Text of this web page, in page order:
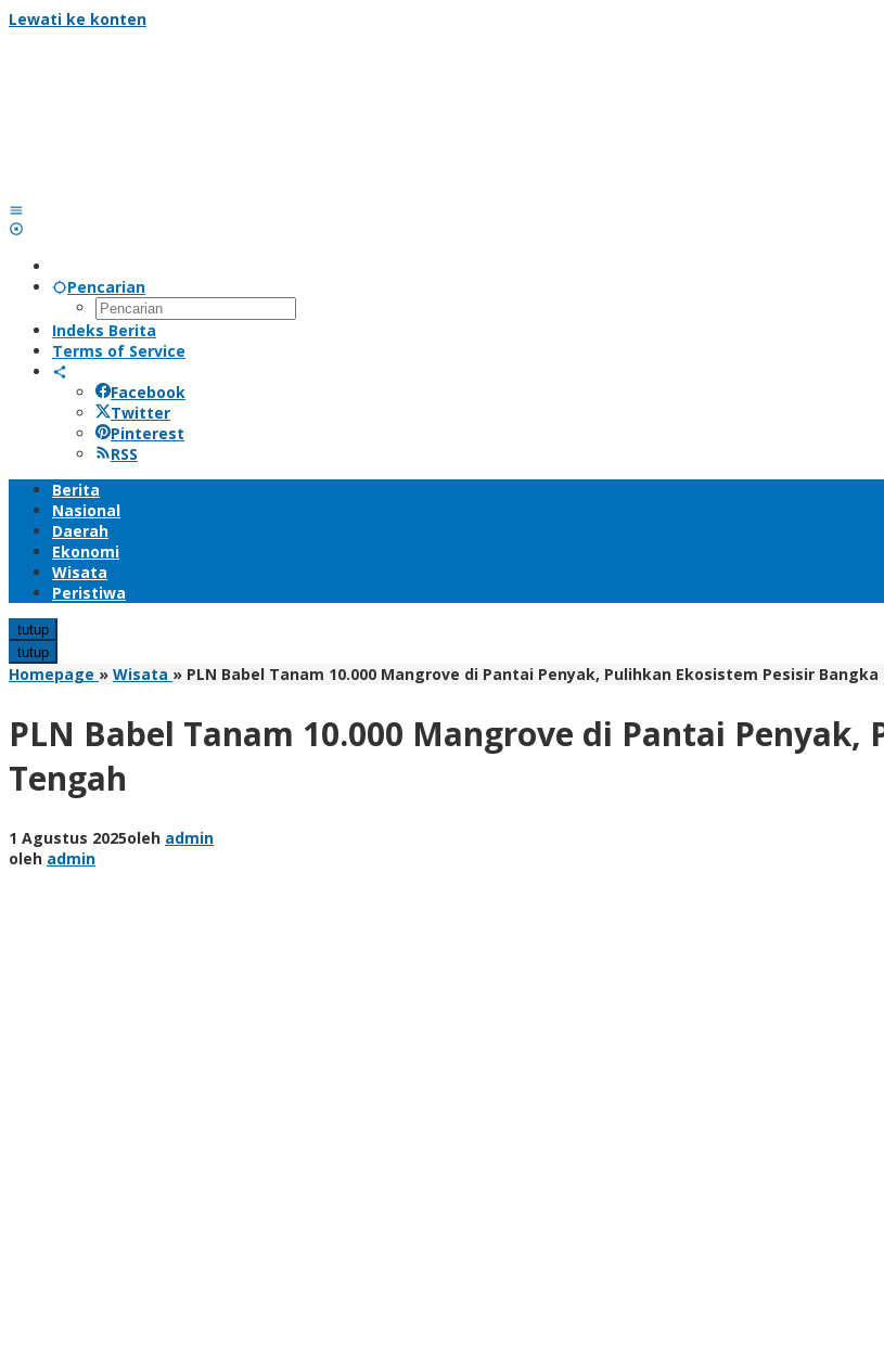
Lewati ke konten
Pencarian
Indeks Berita
Terms of Service
Facebook
Twitter
Pinterest
RSS
Berita
Nasional
Daerah
Ekonomi
Wisata
Peristiwa
tutup
tutup
Homepage » Wisata » PLN Babel Tanam 10.000 Mangrove di Pantai Penyak, Pulihkan Ekosistem Pesisir
PLN Babel Tanam 10.000 Mangrove di Pantai
Tengah
1 Agustus 2025oleh admin
oleh admin